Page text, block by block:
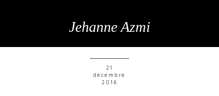
Jehanne Azmi
21
décembre
2016